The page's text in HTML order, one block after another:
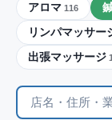
アロマ 116
リンパマッサー
出張マッサージ 1